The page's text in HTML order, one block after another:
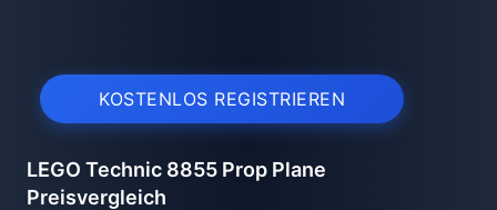
KOSTENLOS REGISTRIEREN
LEGO Technic 8855 Prop Plane
Preisvergleich